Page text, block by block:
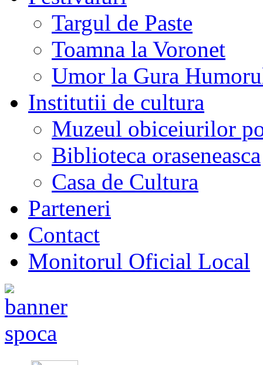
Targul de Paste
Toamna la Voronet
Umor la Gura
Institutii de cultura
Muzeul obiceiurilor
Biblioteca oraseneasca
Casa de Cultura
Parteneri
Contact
Monitorul Oficial Local